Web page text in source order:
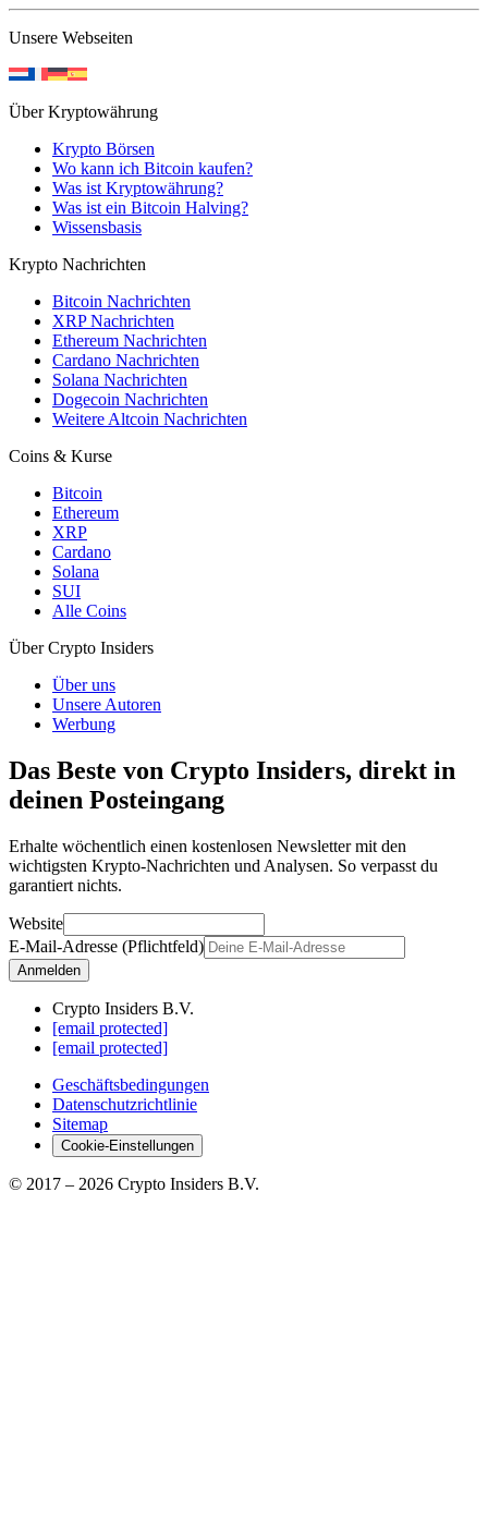
Unsere Webseiten
Über Kryptowährung
Krypto Börsen
Wo kann ich Bitcoin kaufen?
Was ist Kryptowährung?
Was ist ein Bitcoin Halving?
Wissensbasis
Krypto Nachrichten
Bitcoin Nachrichten
XRP Nachrichten
Ethereum Nachrichten
Cardano Nachrichten
Solana Nachrichten
Dogecoin Nachrichten
Weitere Altcoin Nachrichten
Coins & Kurse
Bitcoin
Ethereum
XRP
Cardano
Solana
SUI
Alle Coins
Über Crypto Insiders
Über uns
Unsere Autoren
Werbung
Das Beste von Crypto Insiders, direkt in
deinen Posteingang
Erhalte wöchentlich einen kostenlosen Newsletter mit den
wichtigsten Krypto-Nachrichten und Analysen. So verpasst du
garantiert nichts.
Website
E-Mail-Adresse (Pflichtfeld)
Anmelden
Crypto Insiders B.V.
[email protected]
[email protected]
Geschäftsbedingungen
Datenschutzrichtlinie
Sitemap
Cookie-Einstellungen
© 2017 – 2026 Crypto Insiders B.V.